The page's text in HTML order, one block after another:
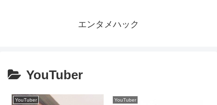
エンタメハック
YouTuber
YouTuber YouTuber